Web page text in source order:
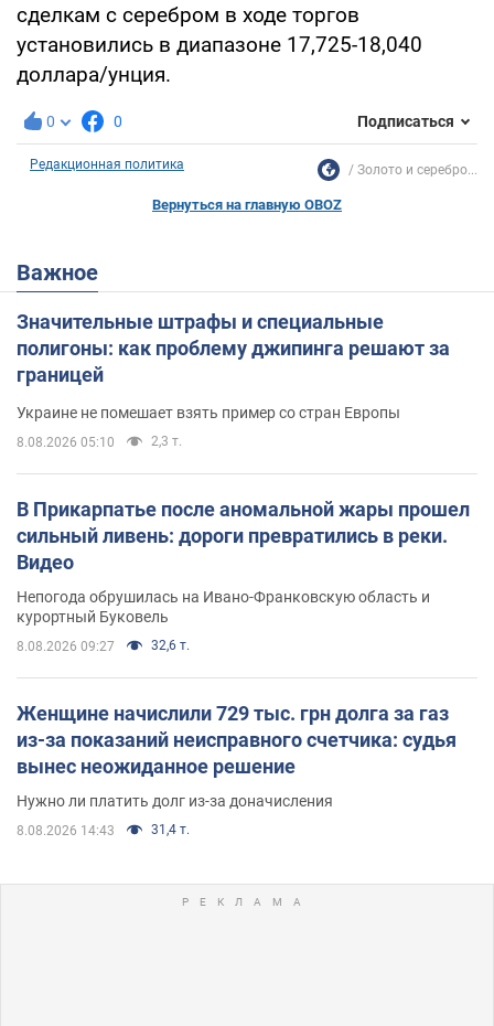
сделкам с серебром в ходе торгов
установились в диапазоне 17,725-18,040
доллара/унция.
0 0 Подписаться
Редакционная политика Золото и серебро...
Вернуться на главную OBOZ
Важное
Значительные штрафы и специальные
полигоны: как проблему джипинга решают за
границей
Украине не помешает взять пример со стран Европы
8.08.2026 05:10 2,3 т.
В Прикарпатье после аномальной жары прошел
сильный ливень: дороги превратились в реки.
Видео
Непогода обрушилась на Ивано-Франковскую область и
курортный Буковель
8.08.2026 09:27 32,6 т.
Женщине начислили 729 тыс. грн долга за газ
из-за показаний неисправного счетчика: судья
вынес неожиданное решение
Нужно ли платить долг из-за доначисления
8.08.2026 14:43 31,4 т.